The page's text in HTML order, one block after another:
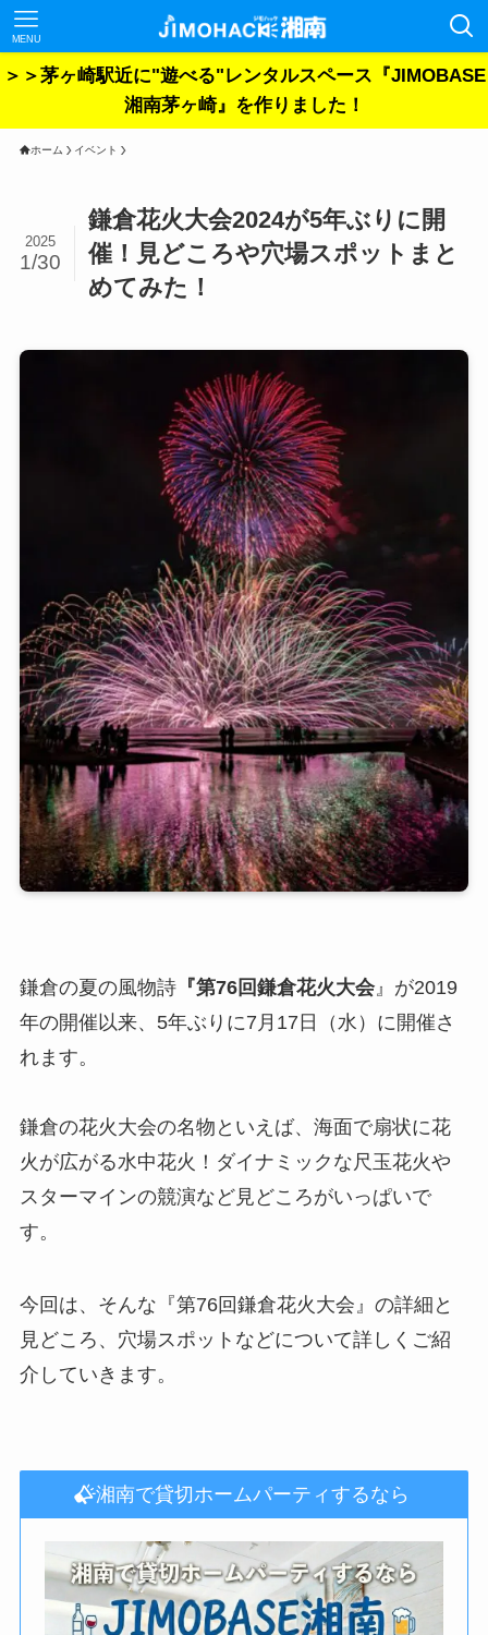
MENU
＞＞茅ヶ崎駅近に"遊べる"レンタルスペース『JIMOBASE
湘南茅ヶ崎』を作りました！
ホーム イベント
鎌倉花火大会2024が5年ぶりに開
催！見どころや穴場スポットまと
めてみた！
2025
1/30
鎌倉の夏の風物詩『第76回鎌倉花火大会』が2019
年の開催以来、5年ぶりに7月17日（水）に開催さ
れます。
鎌倉の花火大会の名物といえば、海面で扇状に花
火が広がる水中花火！ダイナミックな尺玉花火や
スターマインの競演など見どころがいっぱいで
す。
今回は、そんな『第76回鎌倉花火大会』の詳細と
見どころ、穴場スポットなどについて詳しくご紹
介していきます。
湘南で貸切ホームパーティするなら